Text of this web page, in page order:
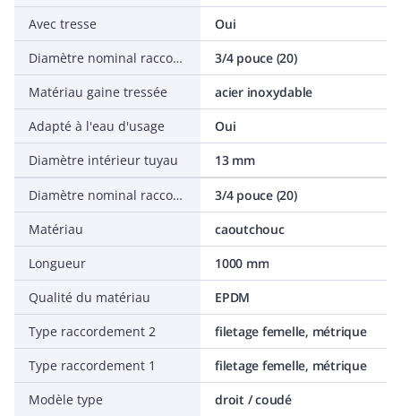
Avec tresse
Oui
Diamètre nominal raccordement 1
3/4 pouce (20)
Matériau gaine tressée
acier inoxydable
Adapté à l'eau d'usage
Oui
Diamètre intérieur tuyau
13 mm
Diamètre nominal raccordement 2
3/4 pouce (20)
Matériau
caoutchouc
Longueur
1000 mm
Qualité du matériau
EPDM
Type raccordement 2
filetage femelle, métrique
Type raccordement 1
filetage femelle, métrique
Modèle type
droit / coudé